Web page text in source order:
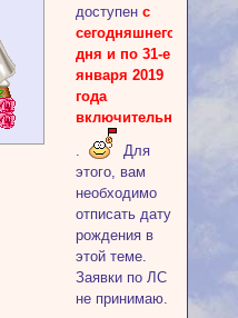
доступен с
сегодняшнего
дня и по 31-е
января 2019
года
включительно!
Для
этого, вам
необходимо
отписать дату
рождения в
этой теме.
Заявки по ЛС
не принимаю.